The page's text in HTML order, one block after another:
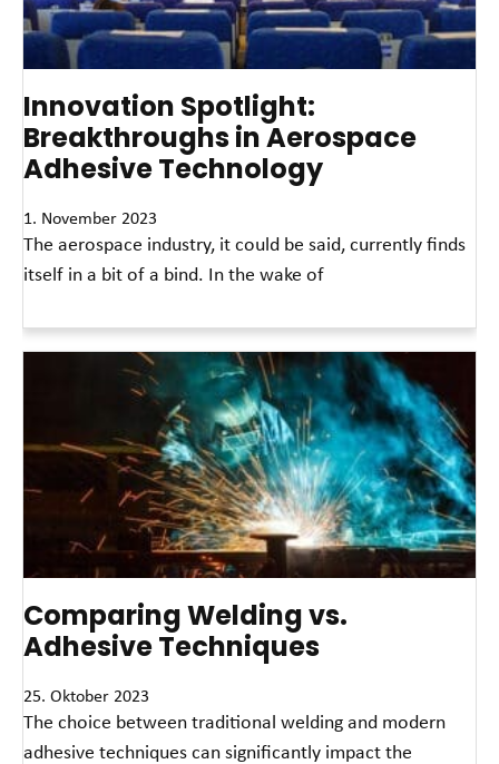
Innovation Spotlight:
Breakthroughs in Aerospace
Adhesive Technology
1. November 2023
The aerospace industry, it could be said, currently finds
itself in a bit of a bind. In the wake of
Comparing Welding vs.
Adhesive Techniques
25. Oktober 2023
The choice between traditional welding and modern
adhesive techniques can significantly impact the